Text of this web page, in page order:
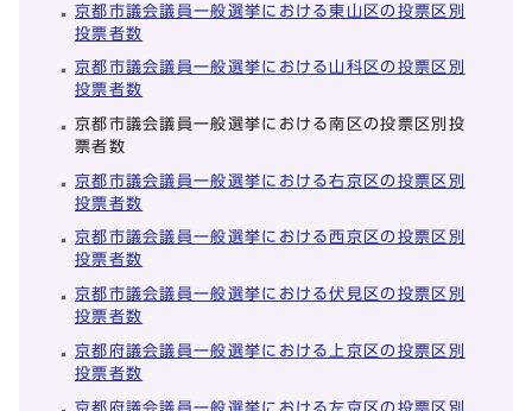
京都市議会議員一般選挙における東山区の投票区別
投票者数
京都市議会議員一般選挙における山科区の投票区別
投票者数
京都市議会議員一般選挙における南区の投票区別投
票者数
京都市議会議員一般選挙における右京区の投票区別
投票者数
京都市議会議員一般選挙における西京区の投票区別
投票者数
京都市議会議員一般選挙における伏見区の投票区別
投票者数
京都府議会議員一般選挙における上京区の投票区別
投票者数
京都府議会議員一般選挙における左京区の投票区別